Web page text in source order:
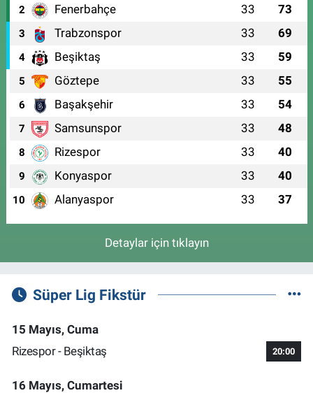
2 Fenerbahçe 33 73
3 Trabzonspor 33 69
4 Beşiktaş 33 59
5 Göztepe 33 55
6 Başakşehir 33 54
7 Samsunspor 33 48
8 Rizespor 33 40
9 Konyaspor 33 40
10 Alanyaspor 33 37
Detaylar için tıklayın
Süper Lig Fikstür
15 Mayıs, Cuma
Rizespor - Beşiktaş
20:00
16 Mayıs, Cumartesi